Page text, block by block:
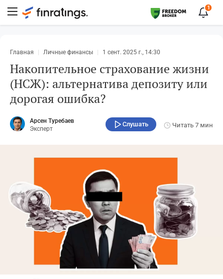
1
Главная Личные финансы 1 сент. 2025 г., 14:30
Накопительное страхование жизни
(НСЖ): альтернатива депозиту или
дорогая ошибка?
Арсен Туребаев
Эксперт
Слушать Читать 7 мин